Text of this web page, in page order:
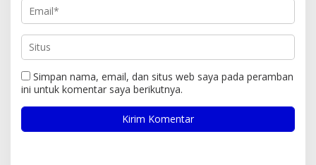
Simpan nama, email, dan situs web saya pada peramban
ini untuk komentar saya berikutnya.